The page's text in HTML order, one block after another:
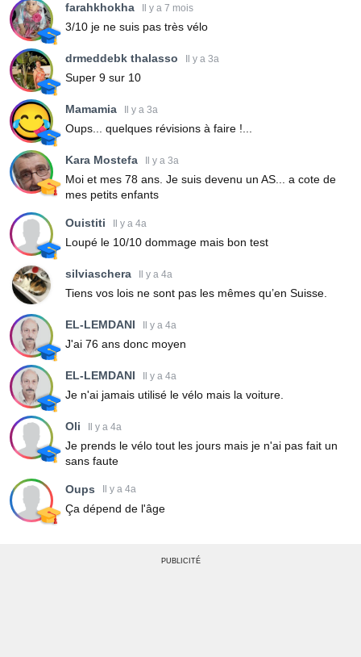
farahkhokha Il y a 7 mois
3/10 je ne suis pas très vélo
drmeddebk thalasso Il y a 3a
Super 9 sur 10
Mamamia Il y a 3a
Oups... quelques révisions à faire !...
Kara Mostefa Il y a 3a
Moi et mes 78 ans. Je suis devenu un AS... a cote de
mes petits enfants
Ouistiti Il y a 4a
Loupé le 10/10 dommage mais bon test
silviaschera Il y a 4a
Tiens vos lois ne sont pas les mêmes qu’en Suisse.
EL-LEMDANI Il y a 4a
J'ai 76 ans donc moyen
EL-LEMDANI Il y a 4a
Je n'ai jamais utilisé le vélo mais la voiture.
Oli Il y a 4a
Je prends le vélo tout les jours mais je n'ai pas fait un
sans faute
Oups Il y a 4a
Ça dépend de l'âge
PUBLICITÉ